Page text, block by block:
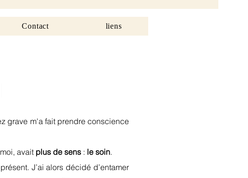
Contact liens
grave m'a fait prendre conscience
avait plus de sens : le soin.
J’ai alors décidé d’entamer